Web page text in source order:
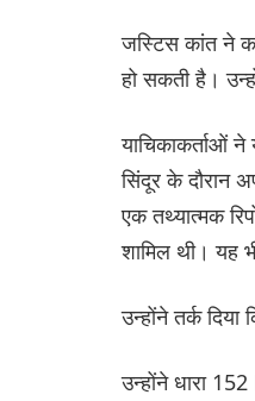
जस्टिस कांत ने
हो सकती है।
याचिकाकर्ताओं
सिंदूर के दौरान
एक तथ्यात्मक
शामिल थी। यह
उन्होंने तर्क
उन्होंने धारा